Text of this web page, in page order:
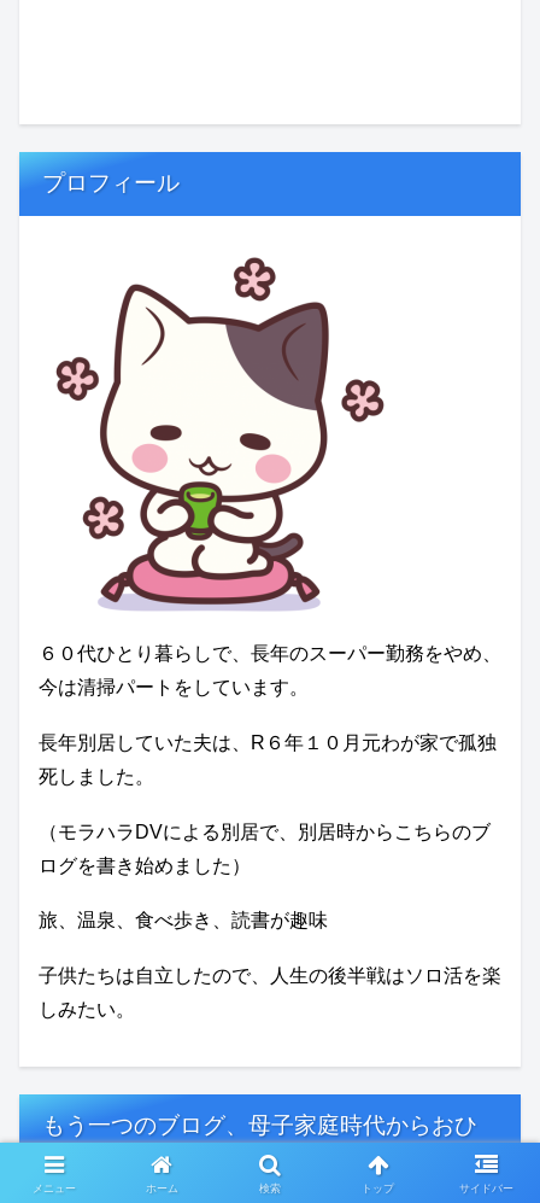
プロフィール
６０代ひとり暮らしで、長年のスーパー勤務をやめ、
今は清掃パートをしています。
長年別居していた夫は、R６年１０月元わが家で孤独
死しました。
（モラハラDVによる別居で、別居時からこちらのブ
ログを書き始めました）
旅、温泉、食べ歩き、読書が趣味
子供たちは自立したので、人生の後半戦はソロ活を楽
しみたい。
もう一つのブログ、母子家庭時代からおひ
とり様へ
メニュー ホーム 検索 トップ サイドバー